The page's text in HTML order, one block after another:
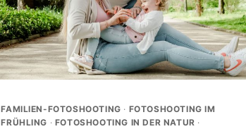
FAMILIEN-FOTOSHOOTING · FOTOSHOOTING IM
FRÜHLING · FOTOSHOOTING IN DER NATUR ·